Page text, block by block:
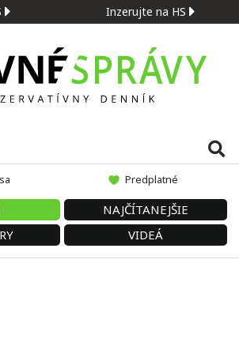
Inzerujte na HS
Predplatné
NAJČÍTANEJŠIE
VIDEÁ